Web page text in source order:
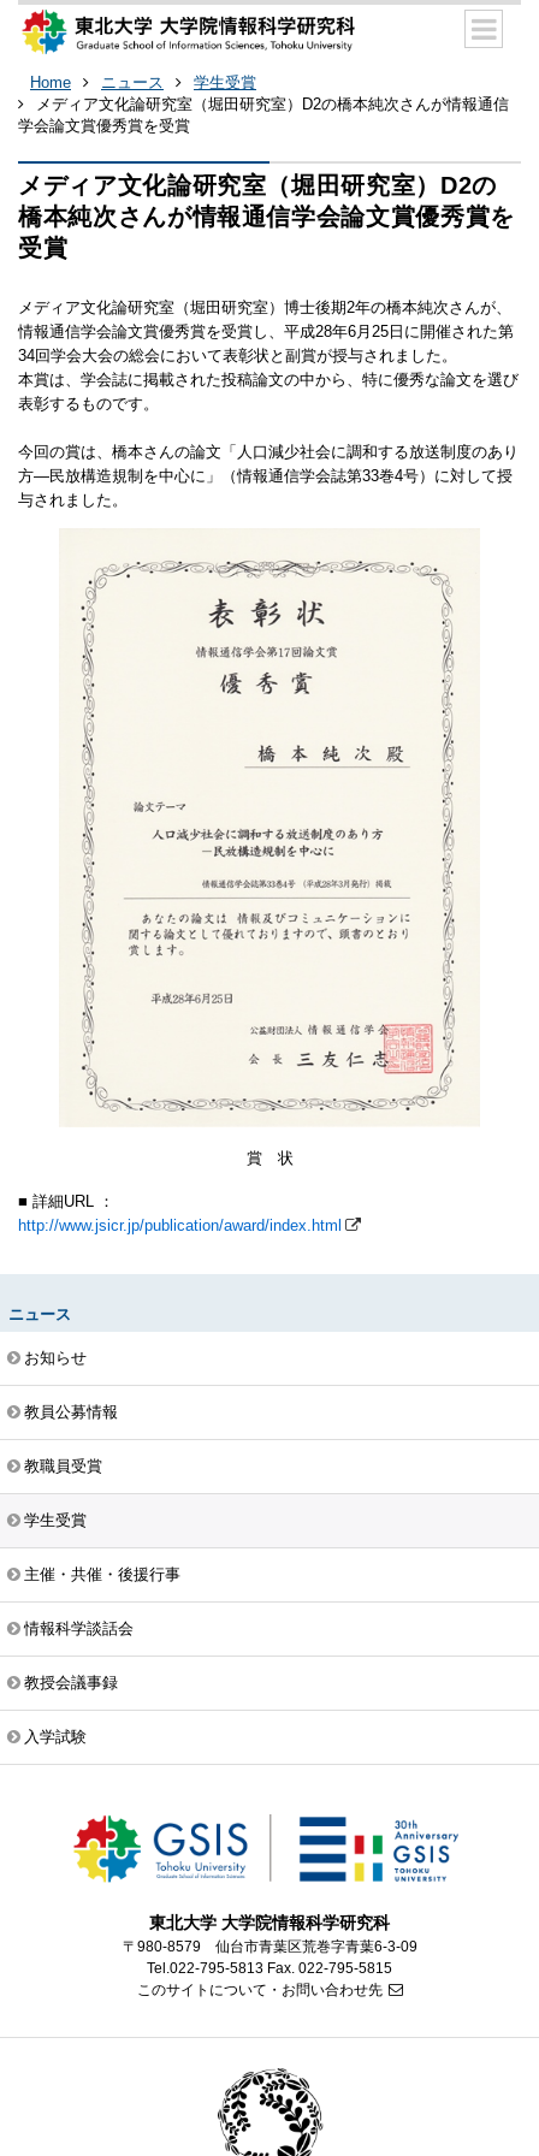
Home ニュース
学生受賞
メディア文化論研究室（堀田研究室）D2の橋本純次さんが情報通信
学会論文賞優秀賞を受賞
メディア文化論研究室（堀田研究室）D2の
橋本純次さんが情報通信学会論文賞優秀賞を
受賞
メディア文化論研究室（堀田研究室）博士後期2年の橋本純次さんが、
情報通信学会論文賞優秀賞を受賞し、平成28年6月25日に開催された第
34回学会大会の総会において表彰状と副賞が授与されました。
本賞は、学会誌に掲載された投稿論文の中から、特に優秀な論文を選び
表彰するものです。
今回の賞は、橋本さんの論文「人口減少社会に調和する放送制度のあり
方―民放構造規制を中心に」（情報通信学会誌第33巻4号）に対して授
与されました。
賞 状
■ 詳細URL ：
http://www.jsicr.jp/publication/award/index.html
ニュース
お知らせ
教員公募情報
教職員受賞
学生受賞
主催・共催・後援行事
情報科学談話会
教授会議事録
入学試験
東北大学 大学院情報科学研究科
〒980-8579 仙台市青葉区荒巻字青葉6-3-09
Tel.022-795-5813 Fax. 022-795-5815
このサイトについて・お問い合わせ先